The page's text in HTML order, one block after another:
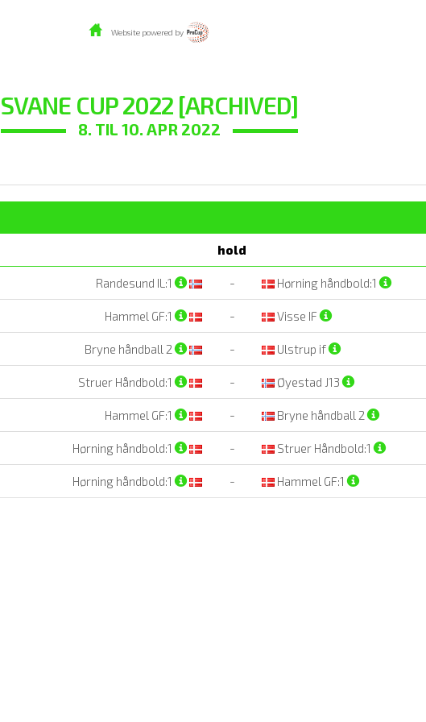
Website powered by
SVANE CUP 2022 [ARCHIVED]
8. TIL 10. APR 2022
hold
Randesund IL:1 - Hørning håndbold:1
Hammel GF:1 - Visse IF
Bryne håndball 2 - Ulstrup if
Struer Håndbold:1 - Øyestad J13
Hammel GF:1 - Bryne håndball 2
Hørning håndbold:1 - Struer Håndbold:1
Hørning håndbold:1 - Hammel GF:1